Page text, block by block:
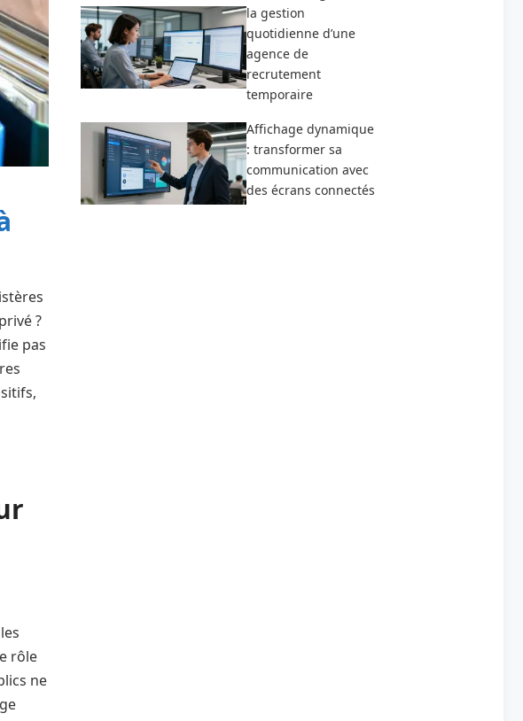
?
pas
rôle
ne
la gestion
quotidienne d’une
agence de
recrutement
temporaire
Affichage dynamique
: transformer sa
communication avec
des écrans connectés